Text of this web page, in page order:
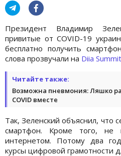
Президент Владимир
привитые от COVID-19
бесплатно получить
слова прозвучали на Diia Summit
Читайте также:
Возможна пневмония: Ляшко
COVID вместе
Так, Зеленский объяснил, что
смартфон. Кроме того, не
интернетом. Потому два
курсы цифровой грамотности